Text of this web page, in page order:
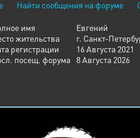
Найти сообщения на форуме
имя
Евгений
жительства
г. Санкт-
регистрации
16 Августа 2021
посещ. форума 8 Августа 2026